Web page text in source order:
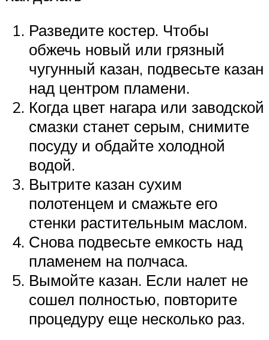
Разведите костер. Чтобы
обжечь новый или грязный
чугунный казан, подвесьте казан
над центром пламени.
Когда цвет нагара или заводской
смазки станет серым, снимите
посуду и обдайте холодной
водой.
Вытрите казан сухим
полотенцем и смажьте его
стенки растительным маслом.
Снова подвесьте емкость над
пламенем на полчаса.
Вымойте казан. Если налет не
сошел полностью, повторите
процедуру еще несколько раз.